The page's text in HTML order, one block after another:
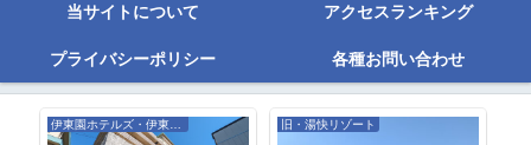
当サイトについて アクセスランキング
プライバシーポリシー 各種お問い合わせ
旧・湯快リゾート